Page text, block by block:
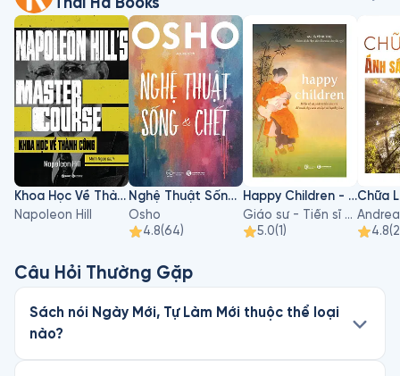
Thông qua những cuốn sách, thính giả sẽ cảm nhận được sự
chân thành của tác giả về giá trị của hạnh phúc trong từng
trang sách, cho đi nhiều hơn và mong muốn lan tỏa giá trị
của sách đến nhiều người hơn.
Khoa Học Về Thành Công
Napoleon Hill
Nghệ Thuật Sống Và Chết
Osho
4.8(64)
Happy Children - Hiểu Về Sự Phát Triển Của Trẻ Để Nuôi Dạy Con An Lạc Và Hạnh Phúc
Giáo sư - Tiến sĩ Hà Vĩnh Thọ
5.0(1)
4.8(
Câu Hỏi Thường Gặp
Sách nói Ngày Mới, Tự Làm Mới thuộc thể loại
nào?